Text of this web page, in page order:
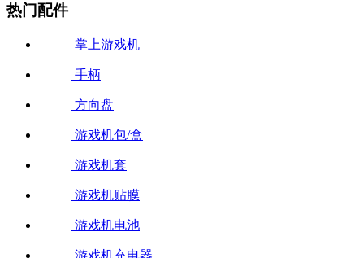
热门配件
掌上游戏机
手柄
方向盘
游戏机包/盒
游戏机套
游戏机贴膜
游戏机电池
游戏机充电器